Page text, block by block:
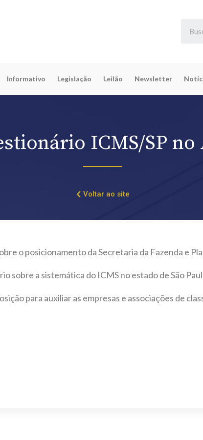
Informativo Legislação Leilão Newsletter
ICMS/SP no
Voltar ao site
o posicionamento da Secretaria da Fazenda e
sobre a sistemática do ICMS no estado de São
para auxiliar as empresas e associações de